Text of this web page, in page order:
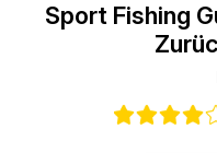
Sport Fishing